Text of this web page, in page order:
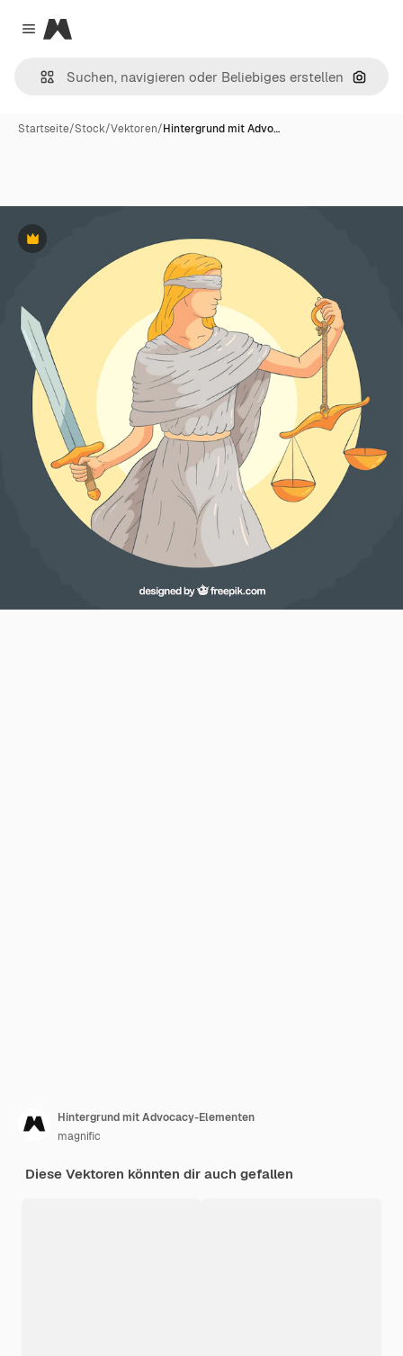
Close menu
Magnific
Nach
Startseite/Stock/Vektoren/Hintergrund mit Advo…
Premium
Hintergrund mit Advocacy-Elementen
magnific
Diese Vektoren könnten dir auch gefallen